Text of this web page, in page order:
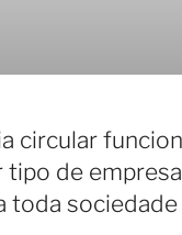
circular
tipo de
toda sociedade